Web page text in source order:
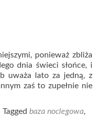
ponieważ zbliża
dnia świeci słońce, i
uważa lato za jedną, z
zaś to zupełnie nie
Tagged baza noclegowa,